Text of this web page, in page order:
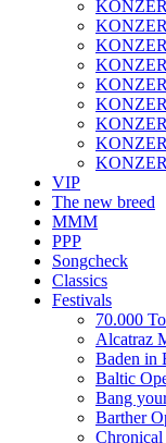
VIP
The new breed
MMM
PPP
Songcheck
Classics
Festivals
70.000
Alcatraz
Baden in
Baltic
Bang
Barther